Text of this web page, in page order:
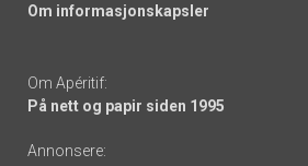
Om informasjonskapsler
Om Apéritif:
På nett og papir siden 1995
Annonsere: